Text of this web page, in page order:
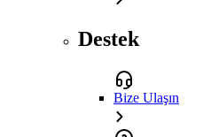
Destek
Bize Ulaşın